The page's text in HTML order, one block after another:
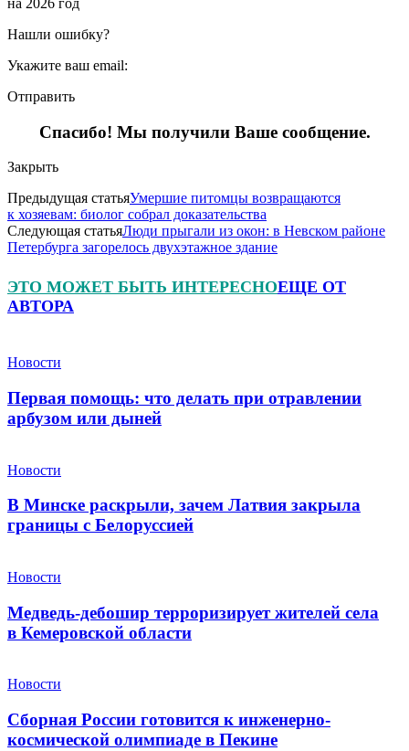
Нашли ошибку?
Укажите ваш email:
Отправить
Спасибо! Мы получили Ваше сообщение.
Закрыть
Предыдущая статьяУмершие питомцы возвращаются
к хозяевам: биолог собрал доказательства
Следующая статьяЛюди прыгали из окон: в Невском районе
Петербурга загорелось двухэтажное здание
ЭТО МОЖЕТ БЫТЬ ИНТЕРЕСНОЕЩЕ ОТ
АВТОРА
Новости
Первая помощь: что делать при отравлении
арбузом или дыней
Новости
В Минске раскрыли, зачем Латвия закрыла
границы с Белоруссией
Новости
Медведь-дебошир терроризирует жителей села
в Кемеровской области
Новости
Сборная России готовится к инженерно-
космической олимпиаде в Пекине